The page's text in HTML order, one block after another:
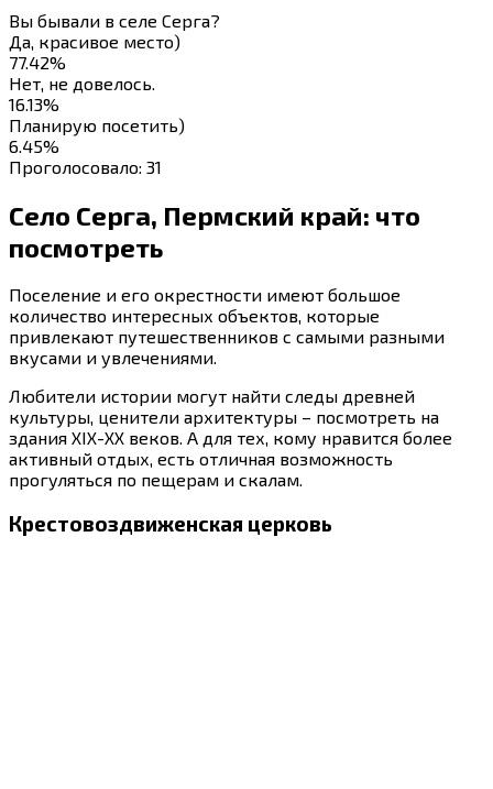
Вы бывали в селе Серга?
Да, красивое место)
77.42%
Нет, не довелось.
16.13%
Планирую посетить)
6.45%
Проголосовало: 31
Село Серга, Пермский край: что
посмотреть
Поселение и его окрестности имеют большое
количество интересных объектов, которые
привлекают путешественников с самыми разными
вкусами и увлечениями.
Любители истории могут найти следы древней
культуры, ценители архитектуры – посмотреть на
здания XIX-XX веков. А для тех, кому нравится более
активный отдых, есть отличная возможность
прогуляться по пещерам и скалам.
Крестовоздвиженская церковь